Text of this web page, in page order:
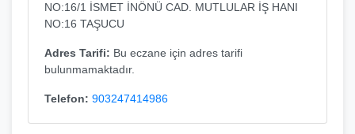
NO:16/1 İSMET İNÖNÜ CAD. MUTLULAR İŞ HANI
NO:16 TAŞUCU
Adres Tarifi: Bu eczane için adres tarifi
bulunmamaktadır.
Telefon: 903247414986